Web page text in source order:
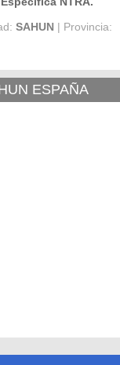
SAHUN | Provincia:
ESPAÑA